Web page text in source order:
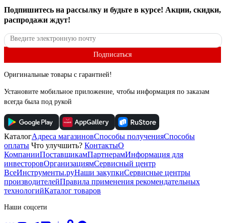
Подпишитесь на рассылку и будьте в курсе! Акции, скидки,
распродажи ждут!
Подписаться
Оригинальные товары с гарантией!
Установите мобильное приложение, чтобы информация по заказам
всегда была под рукой
КаталогАдреса магазиновСпособы полученияСпособы
оплаты Что улучшить? КонтактыО
КомпанииПоставщикамПартнерамИнформация для
инвесторовОрганизациямСервисный центр
ВсеИнструменты.руНаши закупкиСервисные центры
производителейПравила применения рекомендательных
технологийКаталог товаров
Наши соцсети